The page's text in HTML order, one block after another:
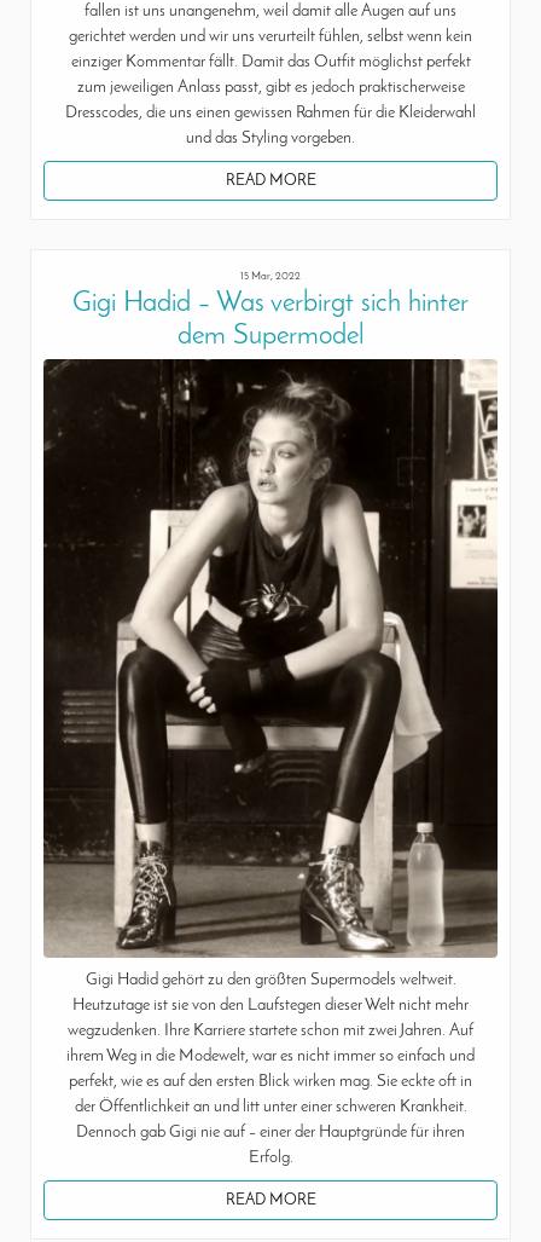
fallen ist uns unangenehm, weil damit alle Augen auf uns
gerichtet werden und wir uns verurteilt fühlen, selbst wenn kein
einziger Kommentar fällt. Damit das Outfit möglichst perfekt
zum jeweiligen Anlass passt, gibt es jedoch praktischerweise
Dresscodes, die uns einen gewissen Rahmen für die Kleiderwahl
und das Styling vorgeben.
READ MORE
15 Mar, 2022
Gigi Hadid – Was verbirgt sich hinter
dem Supermodel
Gigi Hadid gehört zu den größten Supermodels weltweit.
Heutzutage ist sie von den Laufstegen dieser Welt nicht mehr
wegzudenken. Ihre Karriere startete schon mit zwei Jahren. Auf
ihrem Weg in die Modewelt, war es nicht immer so einfach und
perfekt, wie es auf den ersten Blick wirken mag. Sie eckte oft in
der Öffentlichkeit an und litt unter einer schweren Krankheit.
Dennoch gab Gigi nie auf – einer der Hauptgründe für ihren
Erfolg.
READ MORE